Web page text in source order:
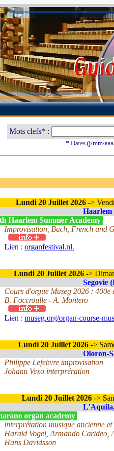
Mots clefs* :
* Dates (j/mm/
Lundi 20 Juillet 2026->
Haarlem
Haarlem Summer Academy
Improvisation, Bach, French and
Lien : organfestival.nl.
Lundi 20 Juillet 2026->
Segovie
Cours d'orgue Museg 2026 :
B. Foccroulle - A. Montero
Lien : museg.org/organ-course-
Lundi 20 Juillet 2026->
Oloron-
Philippe Lefebvre improvisation
Johann Vexo interprération
Lundi 20 Juillet 2026->
organ academy
interprétation musique ancienne
Harald Vogel, Armando Carideo,
Hans Davidsson